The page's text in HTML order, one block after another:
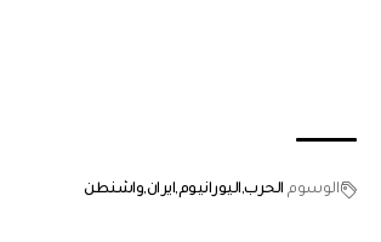
الوسوم الحرب اليورانيومايرانواشنطن